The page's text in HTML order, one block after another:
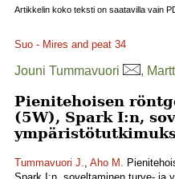
Artikkelin koko teksti on saatavilla vain
Suo - Mires and peat 34
Jouni Tummavuori ,
Pienitehoisen
(5W), Spark I:n,
Tummavuori J., Aho M.